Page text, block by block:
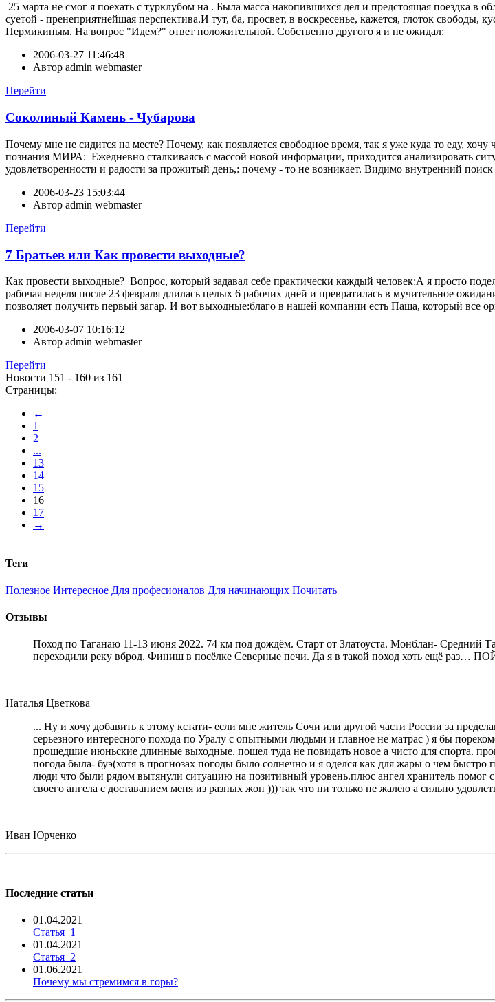
25 марта не смог я поехать с турклубом на . Была масса накопившихся дел и предстоящая поездка в
суетой - пренеприятнейшая перспектива.И тут, ба, просвет, в воскресенье, кажется, глоток
Пермикиным. На вопрос "Идем?" ответ положительной. Собственно другого я и не ожидал:
2006-03-27 11:46:48
Автор admin webmaster
Перейти
Соколиный Камень - Чубарова
Почему мне не сидится на месте? Почему, как появляется свободное время, так я уже куда то еду,
познания МИРА: Ежедневно сталкиваясь с массой новой информации, приходится анализировать
удовлетворенности и радости за прожитый день,: почему - то не возникает. Видимо внутренний
2006-03-23 15:03:44
Автор admin webmaster
Перейти
7 Братьев или Как провести выходные?
Как провести выходные? Вопрос, который задавал себе практически каждый человек:А я просто
рабочая неделя после 23 февраля длилась целых 6 рабочих дней и превратилась в мучительное
позволяет получить первый загар. И вот выходные:благо в нашей компании есть Паша, который все
2006-03-07 10:16:12
Автор admin webmaster
Перейти
Новости 151 - 160 из 161
Страницы:
←
1
2
...
13
14
15
16
17
→
Теги
Полезное Интересное Для професионалов Для начинающих Почитать
Отзывы
Поход по Таганаю 11-13 июня 2022. 74 км под дождём. Старт от Златоуста. Монблан- Средний
переходили реку вброд. Финиш в посёлке Северные печи. Да я в такой поход хоть ещё раз…
Наталья Цветкова
... Ну и хочу добавить к этому кстати- если мне житель Сочи или другой части России за
серьезного интересного похода по Уралу с опытными людьми и главное не матрас ) я бы
прошедшие июньские длинные выходные. пошел туда не повидать новое а чисто для спорта.
погода была- буэ(хотя в прогнозах погоды было солнечно и я оделся как для жары о чем быстро
люди что были рядом вытянули ситуацию на позитивный уровень.плюс ангел хранитель помог
своего ангела с доставанием меня из разных жоп ))) так что ни только не жалею а сильно
Иван Юрченко
Последние статьи
01.04.2021
Статья_1
01.04.2021
Статья_2
01.06.2021
Почему мы стремимся в горы?